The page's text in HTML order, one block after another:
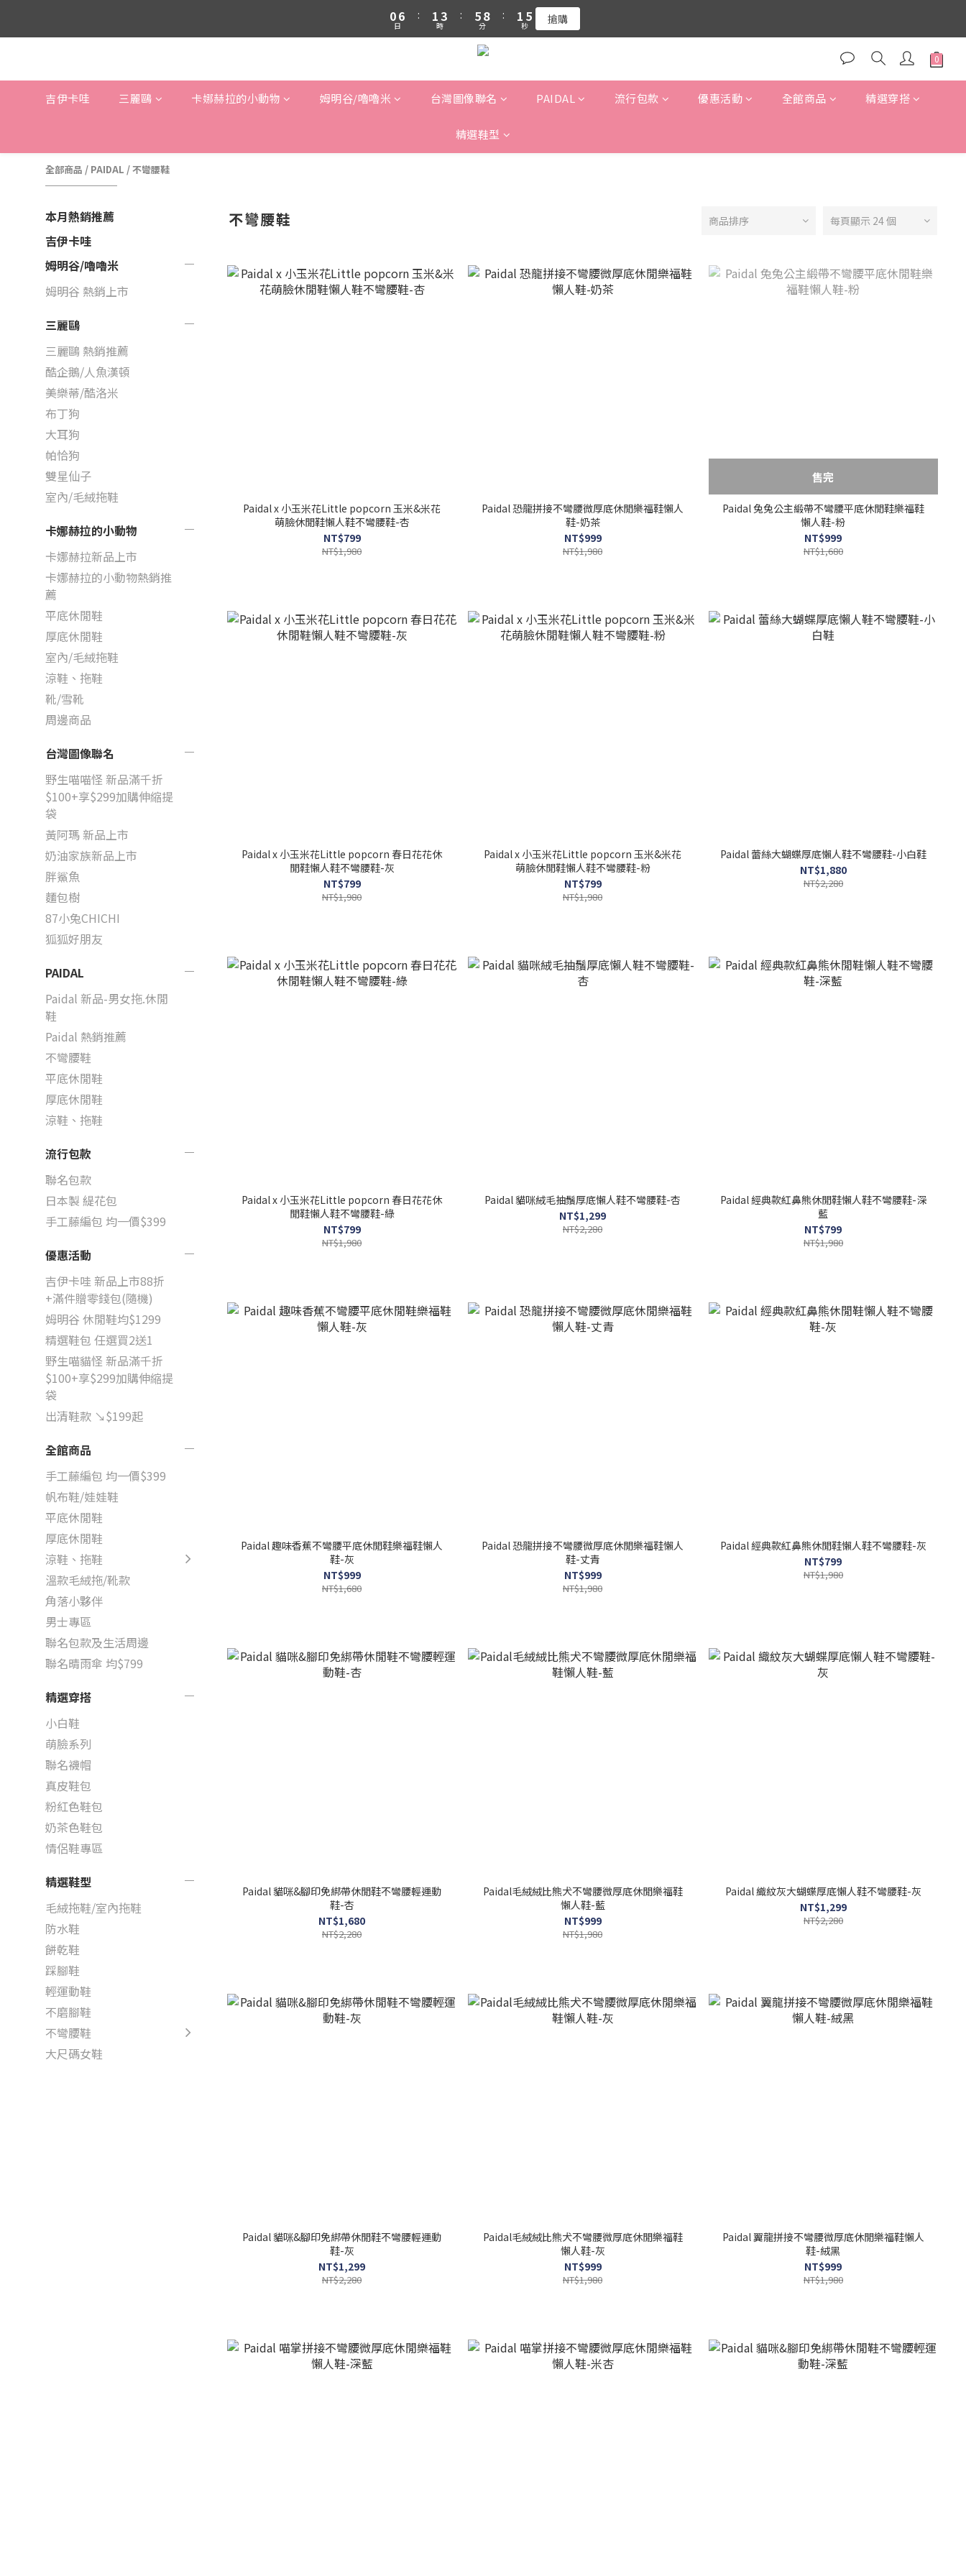
吉伊卡哇 新品上市88折+滿件贈零錢包(隨機)
06
5
2
1
日
:
1
0
3
2
時
:
5
4
3
1
0
8
7
6
4
3
1
0
分
:
1
0
4
3
0
秒 搶購
吉伊卡哇 新品上市88折+滿件贈零錢包(隨機)
吉伊卡哇 三麗鷗 卡娜赫拉的小動物 姆明谷/嚕嚕米 台灣圖像聯名 PAIDAL 流行包款 優惠活動 全館商品 精選穿搭
精選鞋型
全部商品 / PAIDAL /不彎腰鞋
本月熱銷推薦
吉伊卡哇
姆明谷/嚕嚕米
姆明谷 熱銷上市
三麗鷗
三麗鷗 熱銷推薦
酷企鵝/人魚漢頓
美樂蒂/酷洛米
布丁狗
大耳狗
帕恰狗
雙星仙子
室內/毛絨拖鞋
卡娜赫拉的小動物
卡娜赫拉新品上市
卡娜赫拉的小動物熱銷推
薦
平底休閒鞋
厚底休閒鞋
室內/毛絨拖鞋
涼鞋、拖鞋
靴/雪靴
周邊商品
台灣圖像聯名
野生喵喵怪 新品滿千折
$100+享$299加購伸縮提
袋
黃阿瑪 新品上市
奶油家族新品上市
胖鯊魚
麵包樹
87小兔CHICHI
狐狐好朋友
PAIDAL
Paidal 新品-男女拖.休閒
鞋
Paidal 熱銷推薦
不彎腰鞋
平底休閒鞋
厚底休閒鞋
涼鞋、拖鞋
流行包款
聯名包款
日本製 緹花包
手工藤編包 均一價$399
優惠活動
吉伊卡哇 新品上市88折
+滿件贈零錢包(隨機)
姆明谷 休閒鞋均$1299
精選鞋包 任選買2送1
野生喵貓怪 新品滿千折
$100+享$299加購伸縮提
袋
出清鞋款 ↘$199起
全館商品
手工藤編包 均一價$399
帆布鞋/娃娃鞋
平底休閒鞋
厚底休閒鞋
涼鞋、拖鞋
溫款毛絨拖/靴款
角落小夥伴
男士專區
聯名包款及生活周邊
聯名晴雨傘 均$799
精選穿搭
小白鞋
萌臉系列
聯名襪帽
真皮鞋包
粉紅色鞋包
奶茶色鞋包
情侶鞋專區
精選鞋型
毛絨拖鞋/室內拖鞋
防水鞋
餅乾鞋
踩腳鞋
輕運動鞋
不磨腳鞋
不彎腰鞋
大尺碼女鞋
不彎腰鞋 商品排序 每頁顯示 24 個
Paidal x 小玉米花Little popcorn 玉米&米花
萌臉休閒鞋懶人鞋不彎腰鞋-杏
NT$799
NT$1,980
Paidal 恐龍拼接不彎腰微厚底休閒樂福鞋懶人
鞋-奶茶
NT$999
NT$1,980
售完
Paidal 兔兔公主緞帶不彎腰平底休閒鞋樂福鞋
懶人鞋-粉
NT$999
NT$1,680
Paidal x 小玉米花Little popcorn 春日花花休
閒鞋懶人鞋不彎腰鞋-灰
NT$799
NT$1,980
Paidal x 小玉米花Little popcorn 玉米&米花
萌臉休閒鞋懶人鞋不彎腰鞋-粉
NT$799
NT$1,980
Paidal 蕾絲大蝴蝶厚底懶人鞋不彎腰鞋-小白鞋
NT$1,880
NT$2,280
Paidal x 小玉米花Little popcorn 春日花花休
閒鞋懶人鞋不彎腰鞋-綠
NT$799
NT$1,980
Paidal 貓咪絨毛抽鬚厚底懶人鞋不彎腰鞋-杏
NT$1,299
NT$2,280
Paidal 經典款紅鼻熊休閒鞋懶人鞋不彎腰鞋-深
藍
NT$799
NT$1,980
Paidal 趣味香蕉不彎腰平底休閒鞋樂福鞋懶人
鞋-灰
NT$999
NT$1,680
Paidal 恐龍拼接不彎腰微厚底休閒樂福鞋懶人
鞋-丈青
NT$999
NT$1,980
Paidal 經典款紅鼻熊休閒鞋懶人鞋不彎腰鞋-灰
NT$799
NT$1,980
Paidal 貓咪&腳印免綁帶休閒鞋不彎腰輕運動
鞋-杏
NT$1,680
NT$2,280
Paidal毛絨絨比熊犬不彎腰微厚底休閒樂福鞋
懶人鞋-藍
NT$999
NT$1,980
Paidal 織紋灰大蝴蝶厚底懶人鞋不彎腰鞋-灰
NT$1,299
NT$2,280
Paidal 貓咪&腳印免綁帶休閒鞋不彎腰輕運動
鞋-灰
NT$1,299
NT$2,280
Paidal毛絨絨比熊犬不彎腰微厚底休閒樂福鞋
懶人鞋-灰
NT$999
NT$1,980
Paidal 翼龍拼接不彎腰微厚底休閒樂福鞋懶人
鞋-絨黑
NT$999
NT$1,980